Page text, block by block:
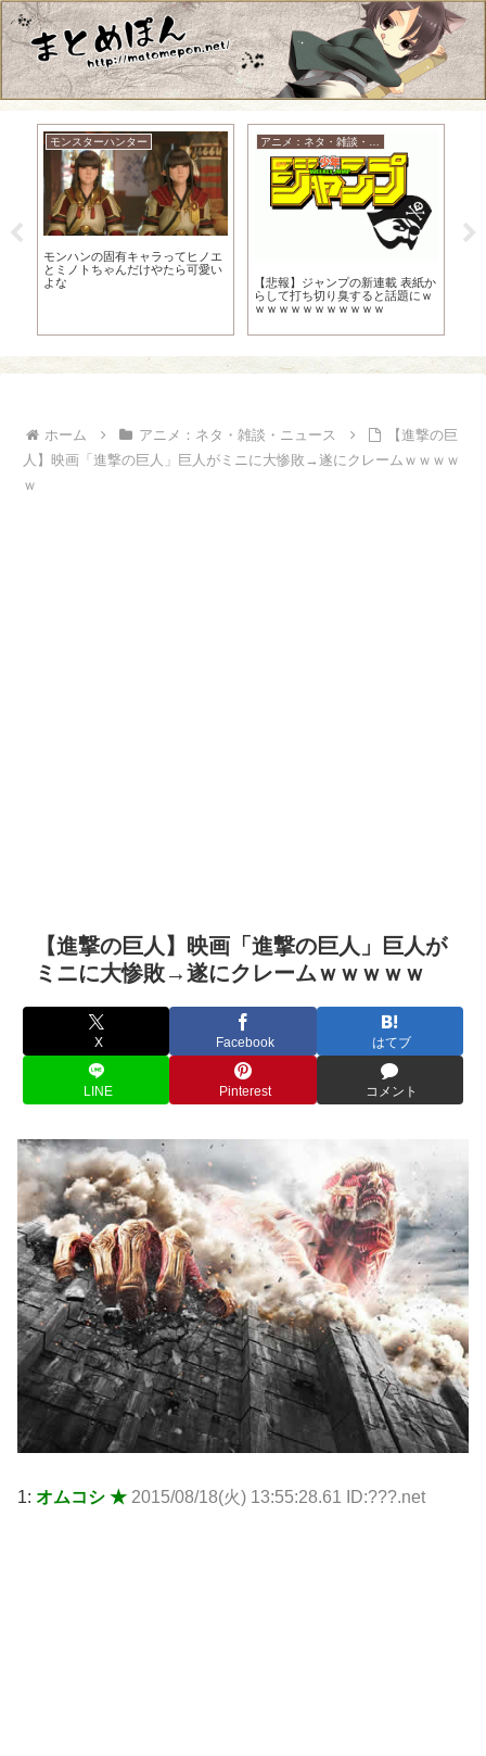
モンスターハンター
モンハンの固有キャラってヒノエ
とミノトちゃんだけやたら可愛い
よな
アニメ：ネタ・雑談・ニュース
【悲報】ジャンプの新連載 表紙か
らして打ち切り臭すると話題にｗ
ｗｗｗｗｗｗｗｗｗｗｗ
ホーム アニメ：ネタ・雑談・ニュース
【進撃の巨
人】映画「進撃の巨人」巨人がミニに大惨敗→遂にクレームｗｗｗｗ
ｗ
【進撃の巨人】映画「進撃の巨人」巨人が
ミニに大惨敗→遂にクレームｗｗｗｗｗ
X Facebook はてブ
LINE Pinterest コメント
1: オムコシ ★ 2015/08/18(火) 13:55:28.61 ID:???.net